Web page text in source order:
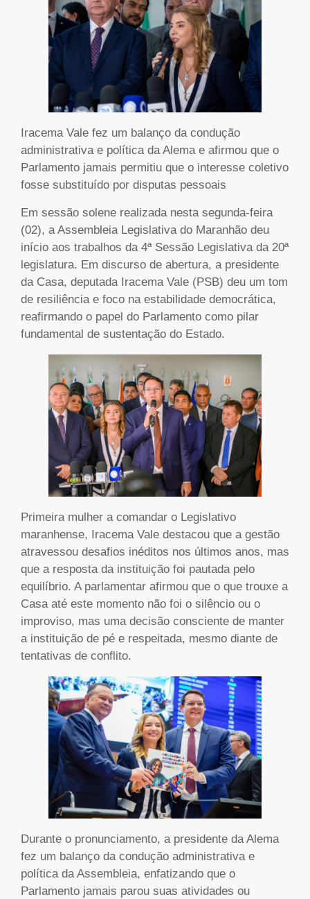
Iracema Vale fez um balanço da condução
administrativa e política da Alema e afirmou que o
Parlamento jamais permitiu que o interesse coletivo
fosse substituído por disputas pessoais
Em sessão solene realizada nesta segunda-feira
(02), a Assembleia Legislativa do Maranhão deu
início aos trabalhos da 4ª Sessão Legislativa da 20ª
legislatura. Em discurso de abertura, a presidente
da Casa, deputada Iracema Vale (PSB) deu um tom
de resiliência e foco na estabilidade democrática,
reafirmando o papel do Parlamento como pilar
fundamental de sustentação do Estado.
Primeira mulher a comandar o Legislativo
maranhense, Iracema Vale destacou que a gestão
atravessou desafios inéditos nos últimos anos, mas
que a resposta da instituição foi pautada pelo
equilíbrio. A parlamentar afirmou que o que trouxe a
Casa até este momento não foi o silêncio ou o
improviso, mas uma decisão consciente de manter
a instituição de pé e respeitada, mesmo diante de
tentativas de conflito.
Durante o pronunciamento, a presidente da Alema
fez um balanço da condução administrativa e
política da Assembleia, enfatizando que o
Parlamento jamais parou suas atividades ou